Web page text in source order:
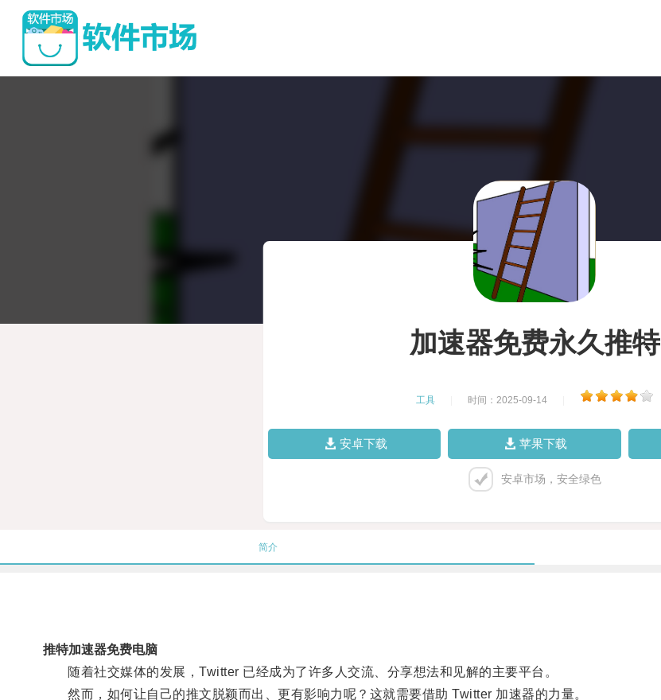
加速器免费永久推特
工具 时间：2025-09-14
安卓下载 苹果下载
安卓市场，安全绿色
简介
推特加速器免费电脑
随着社交媒体的发展，Twitter 已经成为了许多人交流、分享想法和见解的主要平台。
然而，如何让自己的推文脱颖而出、更有影响力呢？这就需要借助 Twitter 加速器的力量。